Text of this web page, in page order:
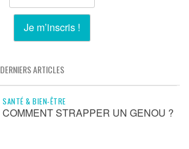
DERNIERS ARTICLES
SANTÉ & BIEN-ÊTRE
COMMENT STRAPPER UN GENOU ?